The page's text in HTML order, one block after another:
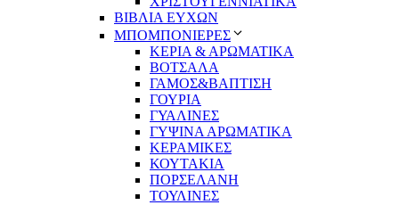
ΒΙΒΛΙΑ ΕΥΧΩΝ
ΜΠΟΜΠΟΝΙΕΡΕΣ
ΚΕΡΙΑ & ΑΡΩΜΑΤΙΚΑ
ΒΟΤΣΑΛΑ
ΓΑΜΟΣ&ΒΑΠΤΙΣΗ
ΓΟΥΡΙΑ
ΓΥΑΛΙΝΕΣ
ΓΥΨΙΝΑ ΑΡΩΜΑΤΙΚΑ
ΚΕΡΑΜΙΚΕΣ
ΚΟΥΤΑΚΙΑ
ΠΟΡΣΕΛΑΝΗ
ΤΟΥΛΙΝΕΣ